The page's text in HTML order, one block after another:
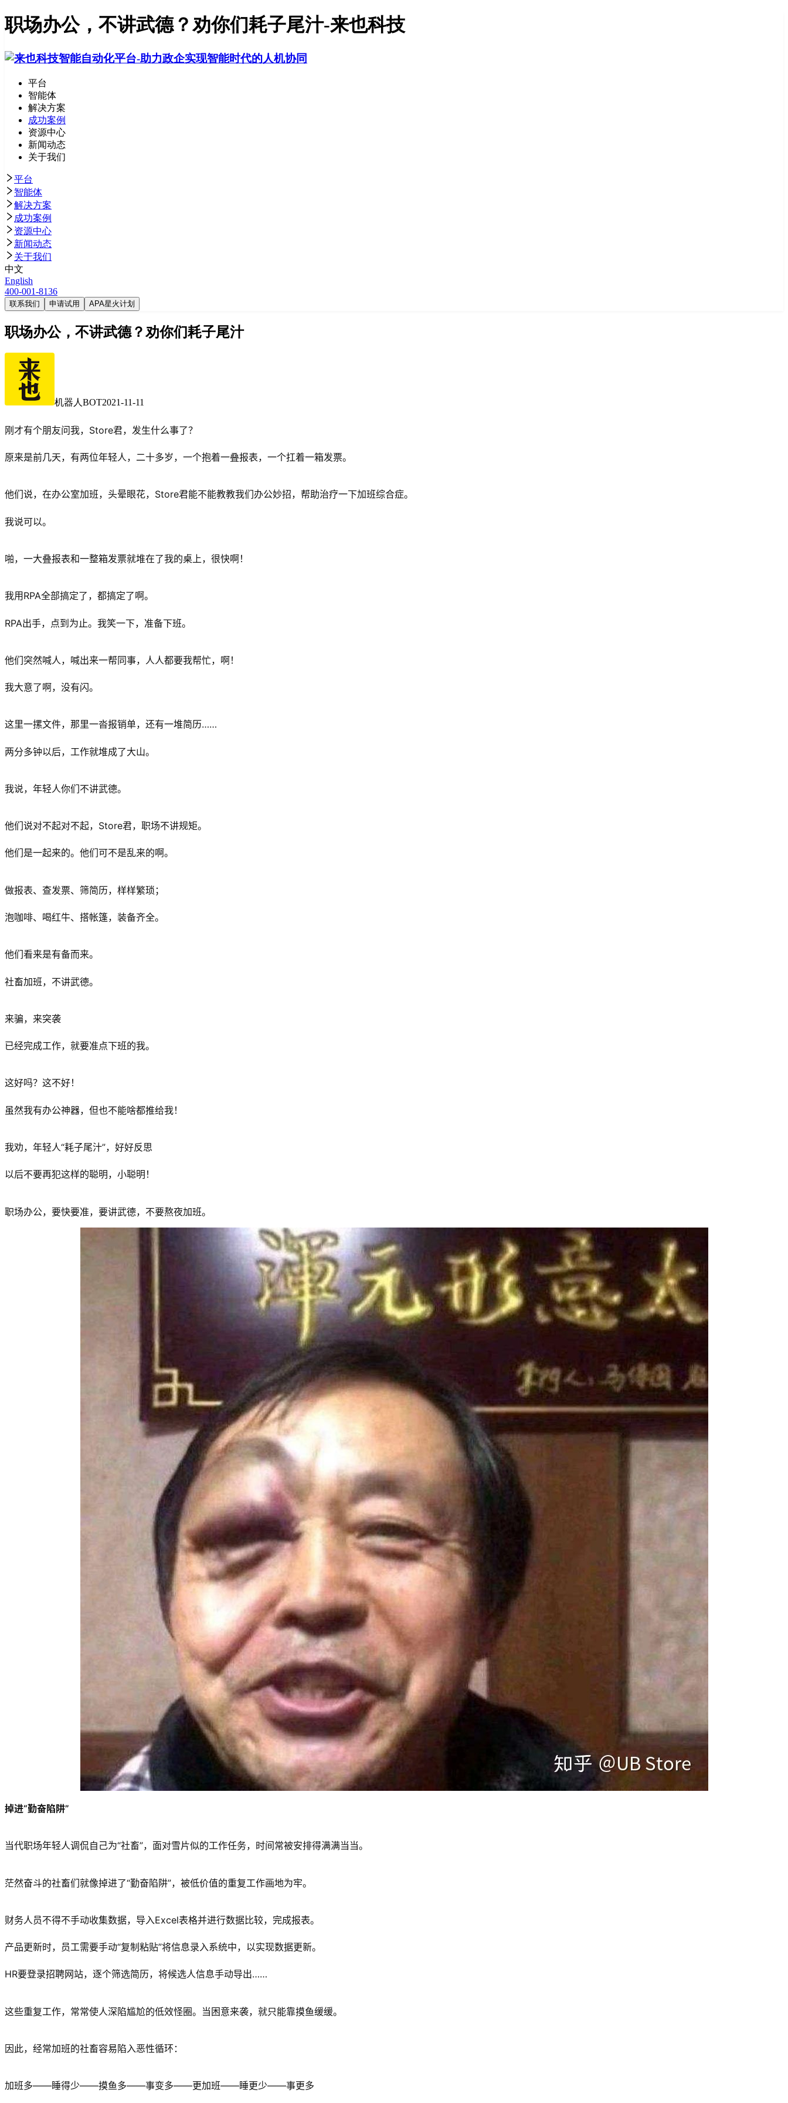
职场办公，不讲武德？劝你们耗子尾汁-来也科技
平台
智能体
解决方案
成功案例
资源中心
新闻动态
关于我们
平台
智能体
解决方案
成功案例
资源中心
新闻动态
关于我们
中文
English
400-001-8136
联系我们 申请试用 APA星火计划
职场办公，不讲武德？劝你们耗子尾汁
机器人BOT2021-11-11
刚才有个朋友问我，Store君，发生什么事了？
原来是前几天，有两位年轻人，二十多岁，一个抱着一叠报表，一个扛着一箱发票。
他们说，在办公室加班，头晕眼花，Store君能不能教教我们办公妙招，帮助治疗一下加班综合症。
我说可以。
啪，一大叠报表和一整箱发票就堆在了我的桌上，很快啊！
我用RPA全部搞定了，都搞定了啊。
RPA出手，点到为止。我笑一下，准备下班。
他们突然喊人，喊出来一帮同事，人人都要我帮忙，啊！
我大意了啊，没有闪。
这里一摞文件，那里一沓报销单，还有一堆简历……
两分多钟以后，工作就堆成了大山。
我说，年轻人你们不讲武德。
他们说对不起对不起，Store君，职场不讲规矩。
他们是一起来的。他们可不是乱来的啊。
做报表、查发票、筛简历，样样繁琐；
泡咖啡、喝红牛、搭帐篷，装备齐全。
他们看来是有备而来。
社畜加班，不讲武德。
来骗，来突袭
已经完成工作，就要准点下班的我。
这好吗？这不好！
虽然我有办公神器，但也不能啥都推给我！
我劝，年轻人“耗子尾汁”，好好反思
以后不要再犯这样的聪明，小聪明！
职场办公，要快要准，要讲武德，不要熬夜加班。
掉进“勤奋陷阱”
当代职场年轻人调侃自己为“社畜”，面对雪片似的工作任务，时间常被安排得满满当当。
茫然奋斗的社畜们就像掉进了“勤奋陷阱”，被低价值的重复工作画地为牢。
财务人员不得不手动收集数据，导入Excel表格并进行数据比较，完成报表。
产品更新时，员工需要手动“复制粘贴”将信息录入系统中，以实现数据更新。
HR要登录招聘网站，逐个筛选简历，将候选人信息手动导出……
这些重复工作，常常使人深陷尴尬的低效怪圈。当困意来袭，就只能靠摸鱼缓缓。
因此，经常加班的社畜容易陷入恶性循环：
加班多——睡得少——摸鱼多——事变多——更加班——睡更少——事更多